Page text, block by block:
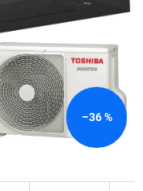
–36 %